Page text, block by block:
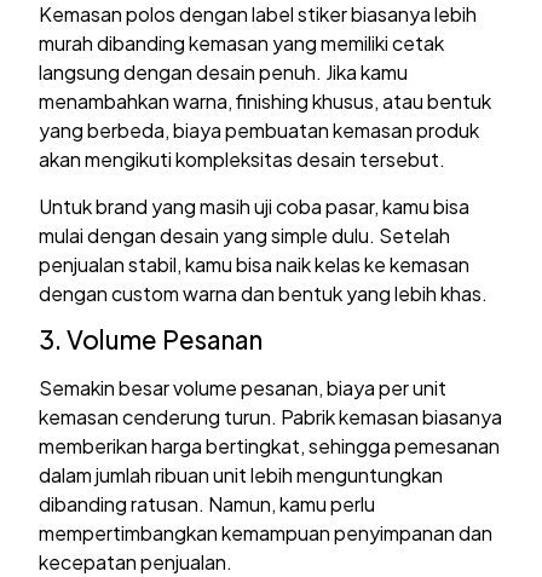
Kemasan polos dengan label stiker biasanya lebih
murah dibanding kemasan yang memiliki cetak
langsung dengan desain penuh. Jika kamu
menambahkan warna, finishing khusus, atau bentuk
yang berbeda, biaya pembuatan kemasan produk
akan mengikuti kompleksitas desain tersebut.
Untuk brand yang masih uji coba pasar, kamu bisa
mulai dengan desain yang simple dulu. Setelah
penjualan stabil, kamu bisa naik kelas ke kemasan
dengan custom warna dan bentuk yang lebih khas.
3. Volume Pesanan
Semakin besar volume pesanan, biaya per unit
kemasan cenderung turun. Pabrik kemasan biasanya
memberikan harga bertingkat, sehingga pemesanan
dalam jumlah ribuan unit lebih menguntungkan
dibanding ratusan. Namun, kamu perlu
mempertimbangkan kemampuan penyimpanan dan
kecepatan penjualan.